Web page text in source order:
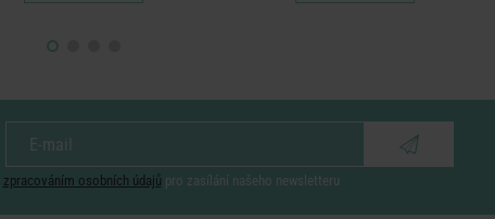
zpracováním osobních údajů pro zasílání našeho newsletteru